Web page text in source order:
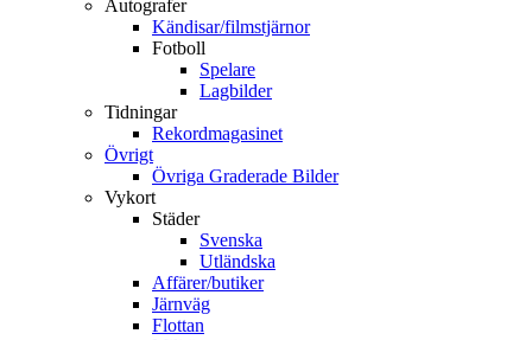
Autografer
Kändisar/filmstjärnor
Fotboll
Spelare
Lagbilder
Tidningar
Rekordmagasinet
Övrigt
Övriga Graderade Bilder
Vykort
Städer
Svenska
Utländska
Affärer/butiker
Järnväg
Flottan